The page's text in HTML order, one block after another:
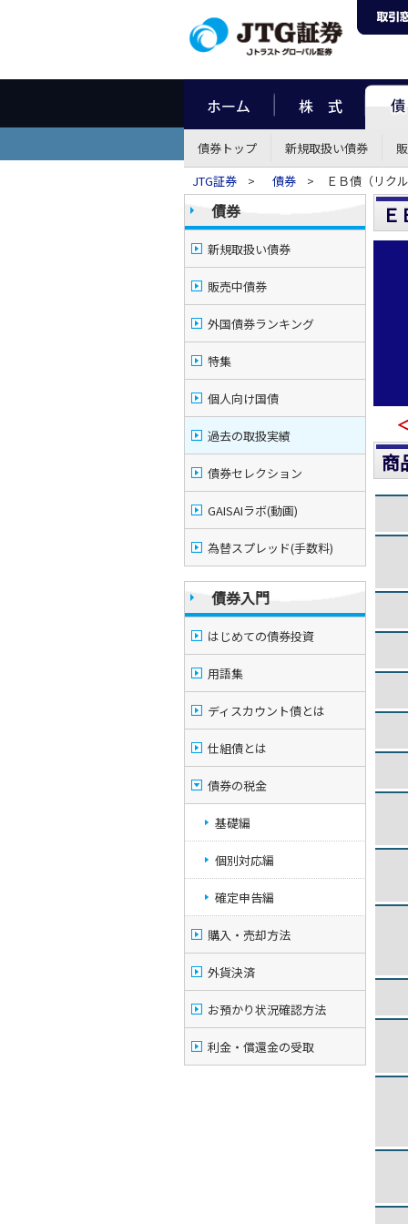
債券トップ 新規取扱い債券
JTG証券
> 債券 > ＥＢ債（リク
商
債券
新規取扱い債券
販売中債券
外国債券ランキング
特集
個人向け国債
過去の取扱実績
債券セレクション
GAISAIラボ(動画)
為替スプレッド(手数料)
債券入門
はじめての債券投資
用語集
ディスカウント債とは
仕組債とは
債券の税金
基礎編
個別対応編
確定申告編
購入・売却方法
外貨決済
お預かり状況確認方法
利金・償還金の受取